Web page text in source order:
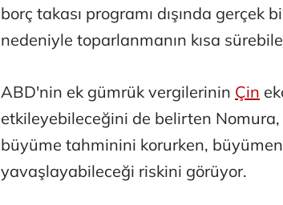
borç takası programı dışında gerçek
nedeniyle toparlanmanın kısa
ABD'nin ek gümrük vergilerinin Çin
etkileyebileceğini de belirten Nomura,
büyüme tahminini korurken,
yavaşlayabileceği riskini görüyor.
Tunca Bengin
O timsahlar sizi yemeli aslında!...